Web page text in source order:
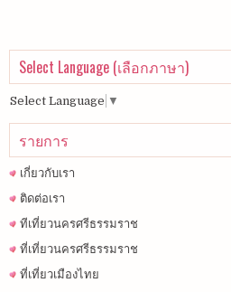
Select Language (เลือกภาษา)
Select Language ▼
รายการ
เกี่ยวกับเรา
ติดต่อเรา
ทีเที่ยวนครศรีธรรมราช
ที่เที่ยวนครศรีธรรมราช
ที่เที่ยวเมืองไทย